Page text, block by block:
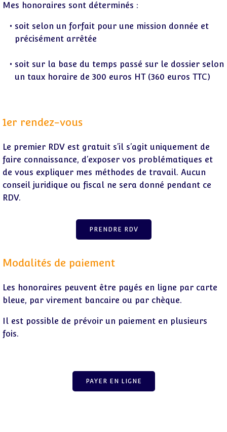
Mes honoraires sont déterminés :
soit selon un forfait pour une mission donnée et
précisément arrêtée
soit sur la base du temps passé sur le dossier selon
un taux horaire de 300 euros HT (360 euros TTC)
1er rendez-vous
Le premier RDV est gratuit s’il s’agit uniquement de
faire connaissance, d’exposer vos problématiques et
de vous expliquer mes méthodes de travail. Aucun
conseil juridique ou fiscal ne sera donné pendant ce
RDV.
PRENDRE RDV
Modalités de paiement
Les honoraires peuvent être payés en ligne par carte
bleue, par virement bancaire ou par chèque.
Il est possible de prévoir un paiement en plusieurs
fois.
PAYER EN LIGNE